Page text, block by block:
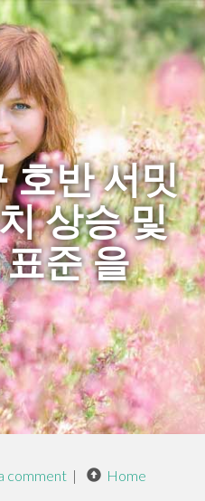
호반 서밋
상승 및
준 을
comment | Home